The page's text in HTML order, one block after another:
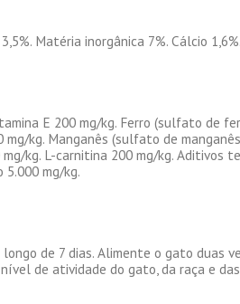
Matéria inorgânica 7%. Cálcio
E 200 mg/kg. Ferro (sulfato de
kg. Manganês (sulfato de
mg/kg. L-carnitina 200 mg/kg.
mg/kg.
de 7 dias. Alimente o gato duas
de atividade do gato, da raça e